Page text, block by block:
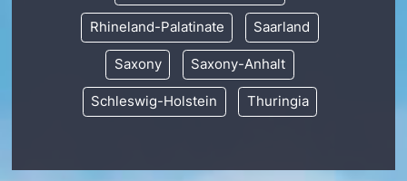
Rhineland-Palatinate Saarland
Saxony Saxony-Anhalt
Schleswig-Holstein Thuringia